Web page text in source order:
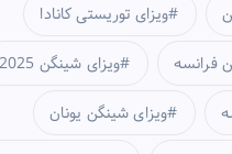
ویزای توریستی کانادا
ویزای شینگن 2025 فرانسه
ویزای شینگن یونان